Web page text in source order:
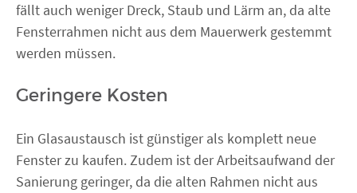
fällt auch weniger Dreck, Staub und Lärm an, da alte
Fensterrahmen nicht aus dem Mauerwerk gestemmt
werden müssen.
Geringere Kosten
Ein Glasaustausch ist günstiger als komplett neue
Fenster zu kaufen. Zudem ist der Arbeitsaufwand der
Sanierung geringer, da die alten Rahmen nicht aus